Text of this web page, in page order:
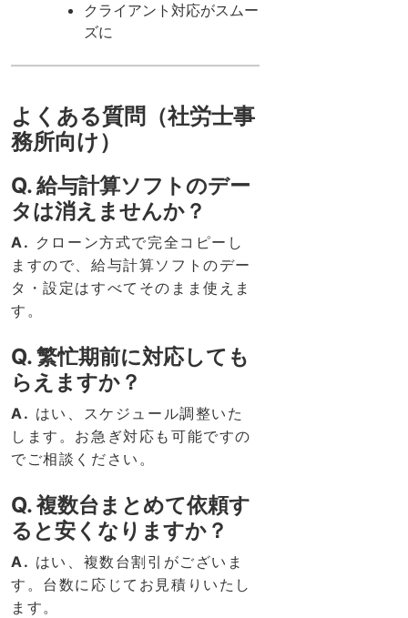
クライアント対応がスムー
ズに
よくある質問（社労士事
務所向け）
Q. 給与計算ソフトのデー
タは消えませんか？
A. クローン方式で完全コピーし
ますので、給与計算ソフトのデー
タ・設定はすべてそのまま使えま
す。
Q. 繁忙期前に対応しても
らえますか？
A. はい、スケジュール調整いた
します。お急ぎ対応も可能ですの
でご相談ください。
Q. 複数台まとめて依頼す
ると安くなりますか？
A. はい、複数台割引がございま
す。台数に応じてお見積りいたし
ます。